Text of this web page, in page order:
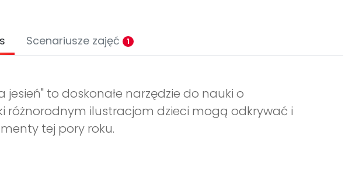
Scenariusze zajęć 1
to doskonałe narzędzie do nauki o
różnorodnym ilustracjom dzieci mogą odkrywać i
tej pory roku.